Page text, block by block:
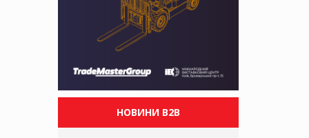
НОВИНИ B2B